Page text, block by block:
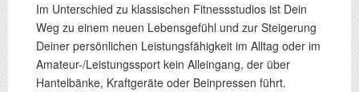
Im Unterschied zu klassischen Fitnessstudios ist Dein
Weg zu einem neuen Lebensgefühl und zur Steigerung
Deiner persönlichen Leistungsfähigkeit im Alltag oder im
Amateur-/Leistungssport kein Alleingang, der über
Hantelbänke, Kraftgeräte oder Beinpressen führt.